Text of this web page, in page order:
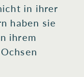
in ihrer
haben sie
ihrem